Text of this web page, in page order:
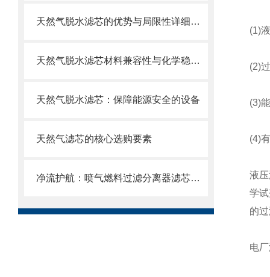
天然气脱水滤芯的优势与局限性详细分析
天然气脱水滤芯材料兼容性与化学稳定性
天然气脱水滤芯：保障能源安全的设备
天然气滤芯的核心选购要素
净流护航：喷气燃料过滤分离器滤芯的使用目的
(1)液
(2)
(3)
(4)
液
学
的
电